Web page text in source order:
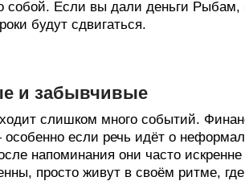
собой. Если вы дали деньги Рыбам,
будут сдвигаться.
и забывчивые
слишком много событий.
если речь идёт о
напоминания они часто
просто живут в своём ритме,